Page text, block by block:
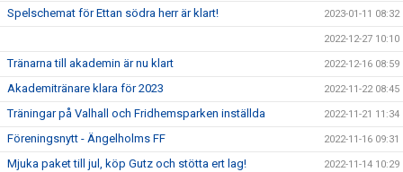
Spelschemat för Ettan södra herr är klart! 2023-01-11 08:32
2022-12-27 10:10
Tränarna till akademin är nu klart 2022-12-16 08:59
Akademitränare klara för 2023 2022-11-22 08:45
Träningar på Valhall och Fridhemsparken inställda 2022-11-21 11:34
Föreningsnytt - Ängelholms FF 2022-11-16 09:31
Mjuka paket till jul, köp Gutz och stötta ert lag! 2022-11-14 10:29